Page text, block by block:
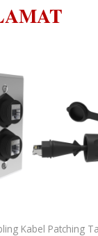
Kabel Patching